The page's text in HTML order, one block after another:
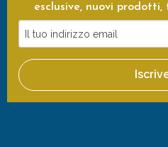
esclusive, nuovi
tuo
indirizzo
email